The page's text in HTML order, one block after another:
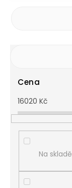
Cena
16020 Kč
Na skladě